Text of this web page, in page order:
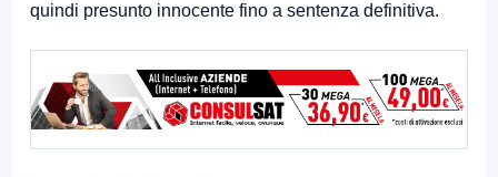
quindi presunto innocente fino a sentenza definitiva.